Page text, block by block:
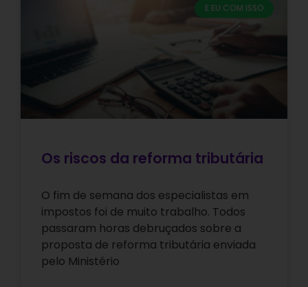
E EU COM ISSO
Os riscos da reforma tributária
O fim de semana dos especialistas em
impostos foi de muito trabalho. Todos
passaram horas debruçados sobre a
proposta de reforma tributária enviada
pelo Ministério